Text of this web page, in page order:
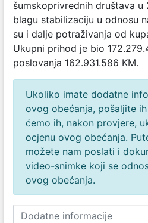
šumskoprivrednih društava u
blagu stabilizaciju u odnosu
su i dalje potraživanja od
Ukupni prihod je bio
poslovanja 162.931.586 KM.
Ukoliko imate dodatne
ovog obećanja, pošaljite
ćemo ih, nakon provjere,
ocjenu ovog obećanja.
možete nam poslati i
video-snimke koji se
ovog obećanja.